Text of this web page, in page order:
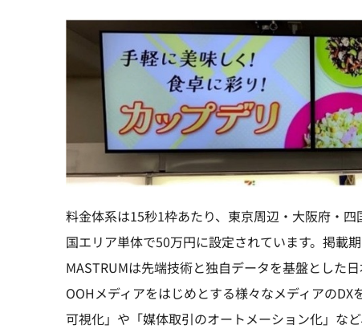
料金体系は15秒1枠あたり、東京周辺・大阪府・
国エリア単体で50万円に設定されています。掲載
MASTRUMは先端技術と独自データを基盤とした
OOHメディアをはじめとする様々なメディアの
可視化」や「媒体取引のオートメーション化」な